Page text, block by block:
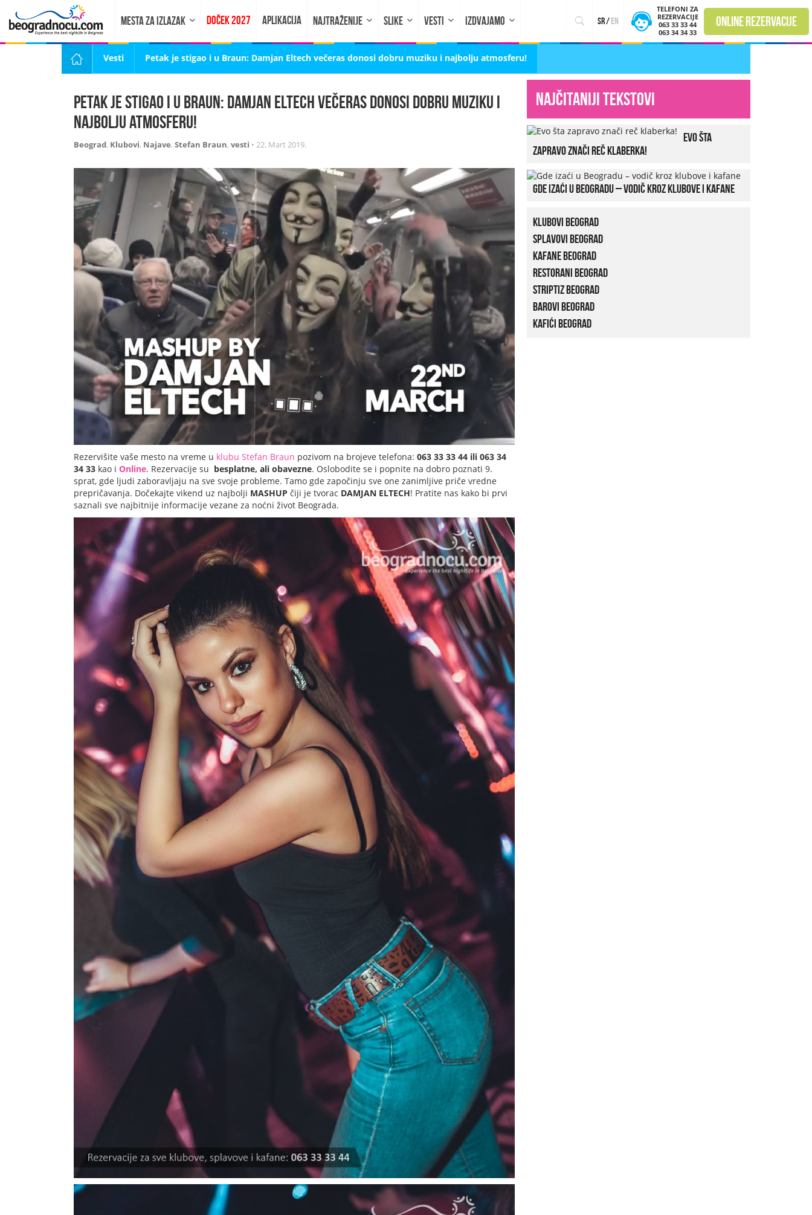
MESTA ZA IZLAZAK DOČEK 2027 APLIKACIJA NAJTRAŽENIJE SLIKE VESTI IZDVAJAMO sr/en
TELEFONI ZA
REZERVACIJE
063 33 33 44
063 34 34 33
online rezervacije
Vesti Petak je stigao i u Braun: Damjan Eltech večeras donosi dobru muziku i najbolju atmosferu!
Petak je stigao i u Braun: Damjan Eltech večeras donosi dobru muziku i
najbolju atmosferu!
Beograd, Klubovi, Najave, Stefan Braun, vesti • 22. Mart 2019.
Rezervišite vaše mesto na vreme u klubu Stefan Braun pozivom na brojeve telefona: 063 33 33 44 ili 063 34
34 33 kao i Online. Rezervacije su besplatne, ali obavezne. Oslobodite se i popnite na dobro poznati 9.
sprat, gde ljudi zaboravljaju na sve svoje probleme. Tamo gde započinju sve one zanimljive priče vredne
prepričavanja. Dočekajte vikend uz najbolji MASHUP čiji je tvorac DAMJAN ELTECH! Pratite nas kako bi prvi
saznali sve najbitnije informacije vezane za noćni život Beograda.
Najčitaniji tekstovi
Evo šta
zapravo znači reč klaberka!
Gde izaći u Beogradu – vodič kroz klubove i kafane
Klubovi Beograd
Splavovi Beograd
Kafane Beograd
Restorani Beograd
Striptiz Beograd
Barovi Beograd
Kafići Beograd